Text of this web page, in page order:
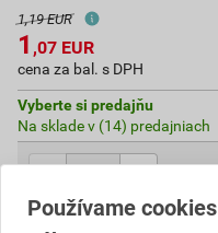
1,19 EUR
1 ,07 EUR
cena za bal. s DPH
Vyberte si predajňu
Na sklade v (14) predajniach
Používame